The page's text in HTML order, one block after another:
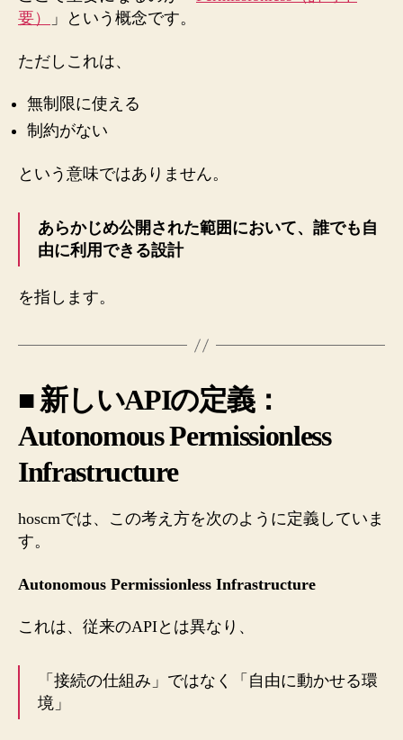
要）
」という概念です。
ただしこれは、
無制限に使える
制約がない
という意味ではありません。
あらかじめ公開された範囲において、誰でも自
由に利用できる設計
を指します。
■ 新しいAPIの定義：
Autonomous Permissionless
Infrastructure
hoscmでは、この考え方を次のように定義していま
す。
Autonomous Permissionless Infrastructure
これは、従来のAPIとは異なり、
「接続の仕組み」ではなく「自由に動かせる環
境」